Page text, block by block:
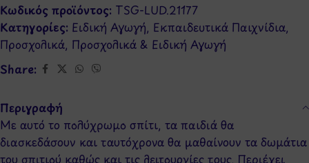
Κωδικός προϊόντος: TSG-LUD.21177
Κατηγορίες: Ειδική Αγωγή, Εκπαιδευτικά Παιχνίδια,
Προσχολικά, Προσχολικά & Ειδική Αγωγή
Share:
Περιγραφή
Με αυτό το πολύχρωμο σπίτι, τα παιδιά θα
διασκεδάσουν και ταυτόχρονα θα μαθαίνουν τα δωμάτια
του σπιτιού καθώς και τις λειτουργίες τους. Περιέχει